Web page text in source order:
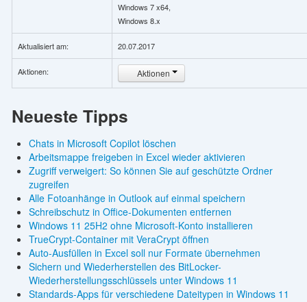
Windows 7 x64,
Windows 8.x
Aktualisiert am: 20.07.2017
Aktionen: Aktionen
Neueste Tipps
Chats in Microsoft Copilot löschen
Arbeitsmappe freigeben in Excel wieder aktivieren
Zugriff verweigert: So können Sie auf geschützte Ordner
zugreifen
Alle Fotoanhänge in Outlook auf einmal speichern
Schreibschutz in Office-Dokumenten entfernen
Windows 11 25H2 ohne Microsoft-Konto installieren
TrueCrypt-Container mit VeraCrypt öffnen
Auto-Ausfüllen in Excel soll nur Formate übernehmen
Sichern und Wiederherstellen des BitLocker-
Wiederherstellungsschlüssels unter Windows 11
Standards-Apps für verschiedene Dateitypen in Windows 11